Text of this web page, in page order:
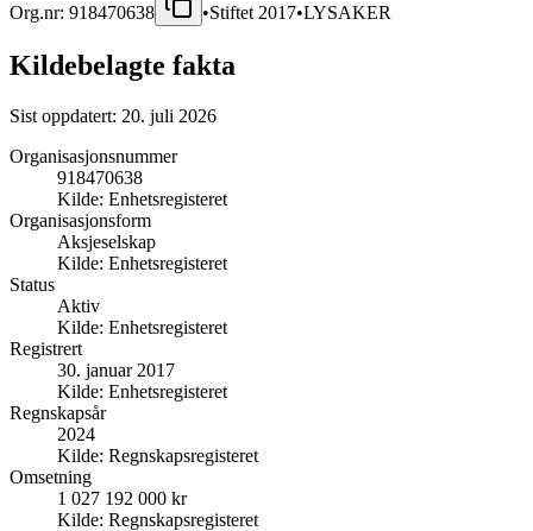
Org.nr: 918470638 •Stiftet 2017•LYSAKER
Kildebelagte fakta
Sist oppdatert: 20. juli 2026
Organisasjonsnummer
918470638
Kilde: Enhetsregisteret
Organisasjonsform
Aksjeselskap
Kilde: Enhetsregisteret
Status
Aktiv
Kilde: Enhetsregisteret
Registrert
30. januar 2017
Kilde: Enhetsregisteret
Regnskapsår
2024
Kilde: Regnskapsregisteret
Omsetning
1 027 192 000 kr
Kilde: Regnskapsregisteret